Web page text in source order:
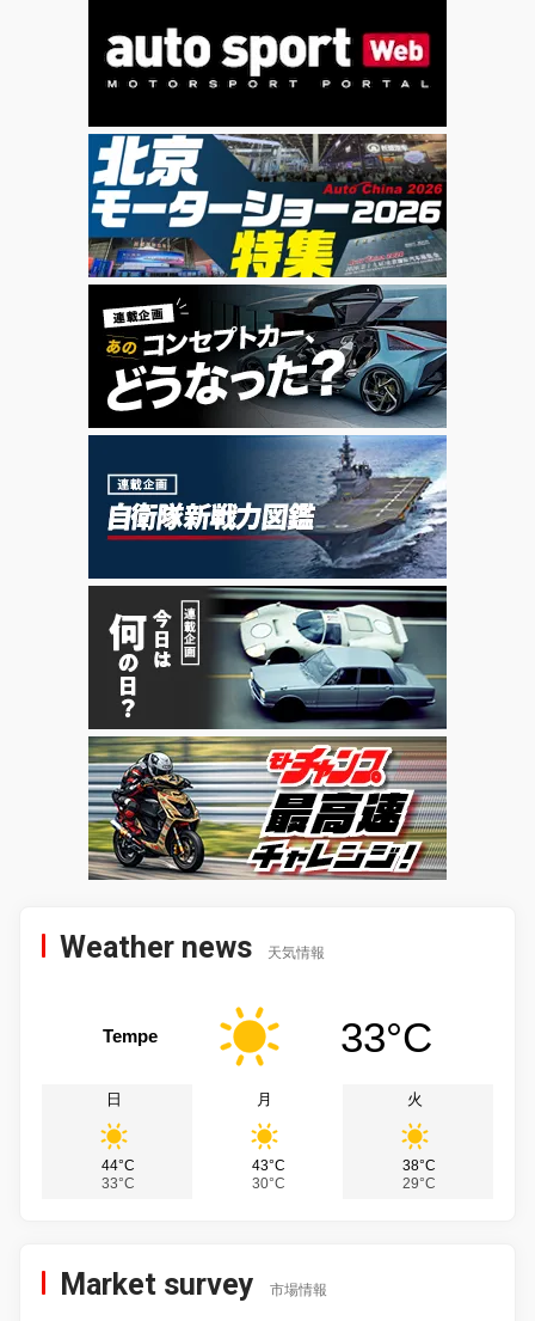
Weather news 天気情報
Tempe 33°C
日
44°C
33°C
月
43°C
30°C
火
38°C
29°C
Market survey 市場情報